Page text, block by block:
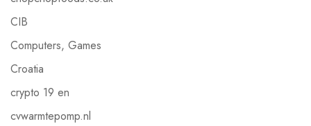
CIB
Computers, Games
Croatia
crypto 19 en
cvwarmtepomp.nl